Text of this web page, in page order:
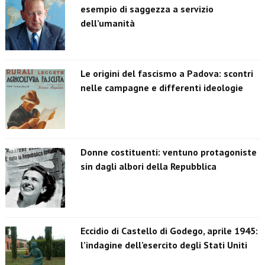
esempio di saggezza a servizio
dell’umanità
Le origini del fascismo a Padova: scontri
nelle campagne e differenti ideologie
Donne costituenti: ventuno protagoniste
sin dagli albori della Repubblica
Eccidio di Castello di Godego, aprile 1945:
l’indagine dell’esercito degli Stati Uniti